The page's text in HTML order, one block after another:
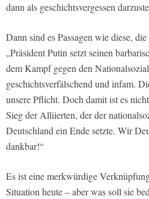
dann als geschichtsvergessen
Dann sind es Passagen wie diese,
„Präsident Putin setzt seinen
dem Kampf gegen den
geschichtsverfälschend und infam.
unsere Pflicht. Doch damit ist es
Sieg der Alliierten, der der
Deutschland ein Ende setzte. Wir
dankbar!“
Es ist eine merkwürdige
Situation heute – aber was soll sie